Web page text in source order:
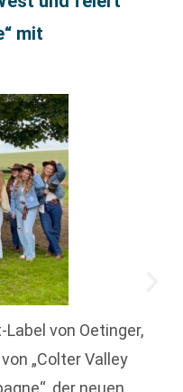
mit
von Oetinger,
„Colter Valley